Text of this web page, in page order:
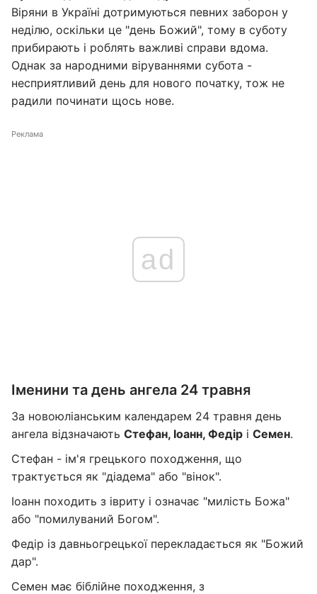
Віряни в Україні дотримуються певних заборон у
неділю, оскільки це "день Божий", тому в суботу
прибирають і роблять важливі справи вдома.
Однак за народними віруваннями субота -
несприятливий день для нового початку, тож не
радили починати щось нове.
Реклама
ad
Іменини та день ангела 24 травня
За новоюліанським календарем 24 травня день
ангела відзначають Стефан, Іоанн, Федір і Семен.
Стефан - ім'я грецького походження, що
трактується як "діадема" або "вінок".
Іоанн походить з івриту і означає "милість Божа"
або "помилуваний Богом".
Федір із давньогрецької перекладається як "Божий
дар".
Семен має біблійне походження, з